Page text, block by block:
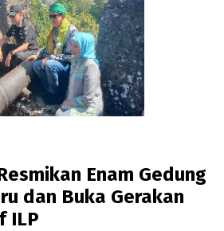
Enam Gedung
dan Buka Gerakan
ILP